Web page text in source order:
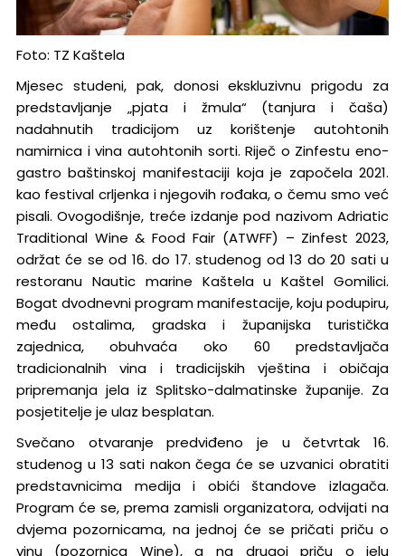
Foto: TZ Kaštela
Mjesec studeni, pak, donosi ekskluzivnu prigodu za
predstavljanje „pjata i žmula“ (tanjura i čaša)
nadahnutih tradicijom uz korištenje autohtonih
namirnica i vina autohtonih sorti. Riječ o Zinfestu eno-
gastro baštinskoj manifestaciji koja je započela 2021.
kao festival crljenka i njegovih rođaka, o čemu smo već
pisali. Ovogodišnje, treće izdanje pod nazivom Adriatic
Traditional Wine & Food Fair (ATWFF) – Zinfest 2023,
održat će se od 16. do 17. studenog od 13 do 20 sati u
restoranu Nautic marine Kaštela u Kaštel Gomilici.
Bogat dvodnevni program manifestacije, koju podupiru,
među ostalima, gradska i županijska turistička
zajednica, obuhvaća oko 60 predstavljača
tradicionalnih vina i tradicijskih vještina i običaja
pripremanja jela iz Splitsko-dalmatinske županije. Za
posjetitelje je ulaz besplatan.
Svečano otvaranje predviđeno je u četvrtak 16.
studenog u 13 sati nakon čega će se uzvanici obratiti
predstavnicima medija i obići štandove izlagača.
Program će se, prema zamisli organizatora, odvijati na
dvjema pozornicama, na jednoj će se pričati priču o
vinu (pozornica Wine), a na drugoj priču o jelu